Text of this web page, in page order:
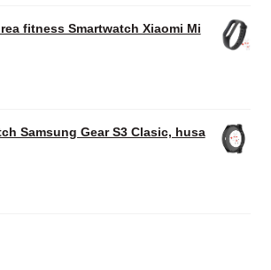
fitness Smartwatch Xiaomi Mi
Samsung Gear S3 Clasic, husa